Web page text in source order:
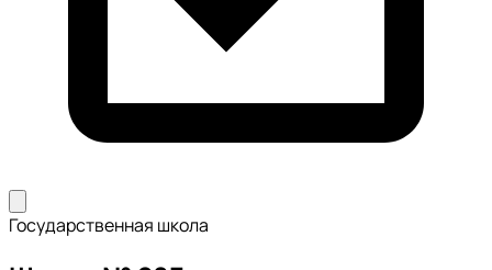
Государственная школа